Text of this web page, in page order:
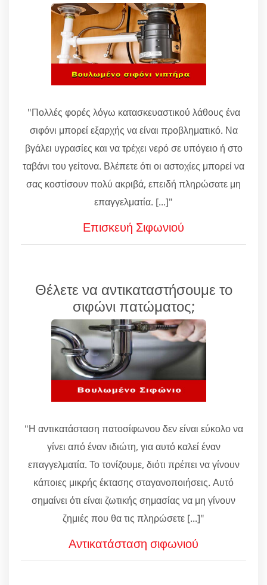
"Πολλές φορές λόγω κατασκευαστικού λάθους ένα
σιφόνι μπορεί εξαρχής να είναι προβληματικό. Να
βγάλει υγρασίες και να τρέχει νερό σε υπόγειο ή στο
ταβάνι του γείτονα. Βλέπετε ότι οι αστοχίες μπορεί να
σας κοστίσουν πολύ ακριβά, επειδή πληρώσατε μη
επαγγελματία. [...]"
Επισκευή Σιφωνιού
Θέλετε να αντικαταστήσουμε το
σιφώνι πατώματος;
"Η αντικατάσταση πατοσίφωνου δεν είναι εύκολο να
γίνει από έναν ιδιώτη, για αυτό καλεί έναν
επαγγελματία. Το τονίζουμε, διότι πρέπει να γίνουν
κάποιες μικρής έκτασης σταγανοποιήσεις. Αυτό
σημαίνει ότι είναι ζωτικής σημασίας να μη γίνουν
ζημιές που θα τις πληρώσετε [...]"
Αντικατάσταση σιφωνιού